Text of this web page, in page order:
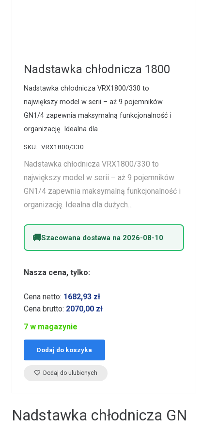
Nadstawka chłodnicza 1800
Nadstawka chłodnicza VRX1800/330 to
największy model w serii – aż 9 pojemników
GN1/4 zapewnia maksymalną funkcjonalność i
organizację. Idealna dla…
SKU: VRX1800/330
Nadstawka chłodnicza VRX1800/330 to
największy model w serii – aż 9 pojemników
GN1/4 zapewnia maksymalną funkcjonalność i
organizację. Idealna dla dużych…
Szacowana dostawa na 2026-08-10
Nasza cena, tylko:
Cena netto: 1682,93 zł
Cena brutto: 2070,00 zł
7 w magazynie
Dodaj do koszyka
Dodaj do ulubionych
Nadstawka chłodnicza GN